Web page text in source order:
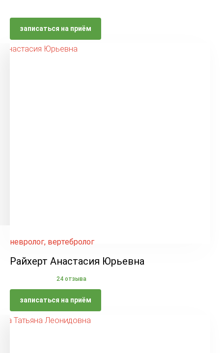
записаться на приём
невролог, вертебролог
Райхерт Анастасия Юрьевна
24 отзыва
записаться на приём